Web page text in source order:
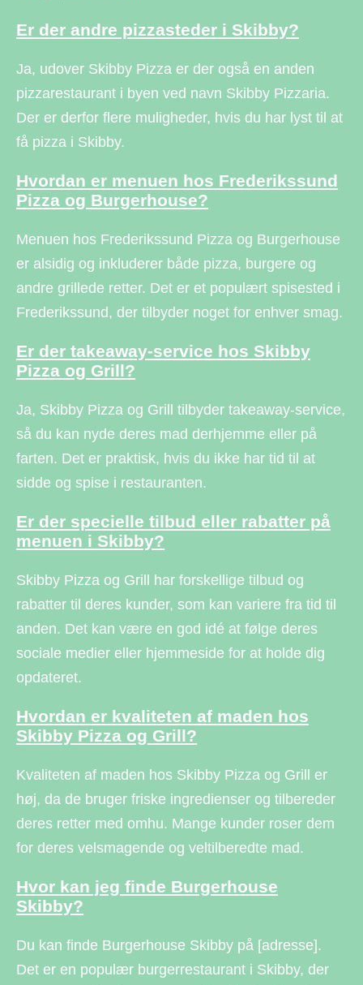
Er der andre pizzasteder i Skibby?
Ja, udover Skibby Pizza er der også en anden
pizzarestaurant i byen ved navn Skibby Pizzaria.
Der er derfor flere muligheder, hvis du har lyst til at
få pizza i Skibby.
Hvordan er menuen hos Frederikssund
Pizza og Burgerhouse?
Menuen hos Frederikssund Pizza og Burgerhouse
er alsidig og inkluderer både pizza, burgere og
andre grillede retter. Det er et populært spisested i
Frederikssund, der tilbyder noget for enhver smag.
Er der takeaway-service hos Skibby
Pizza og Grill?
Ja, Skibby Pizza og Grill tilbyder takeaway-service,
så du kan nyde deres mad derhjemme eller på
farten. Det er praktisk, hvis du ikke har tid til at
sidde og spise i restauranten.
Er der specielle tilbud eller rabatter på
menuen i Skibby?
Skibby Pizza og Grill har forskellige tilbud og
rabatter til deres kunder, som kan variere fra tid til
anden. Det kan være en god idé at følge deres
sociale medier eller hjemmeside for at holde dig
opdateret.
Hvordan er kvaliteten af maden hos
Skibby Pizza og Grill?
Kvaliteten af maden hos Skibby Pizza og Grill er
høj, da de bruger friske ingredienser og tilbereder
deres retter med omhu. Mange kunder roser dem
for deres velsmagende og veltilberedte mad.
Hvor kan jeg finde Burgerhouse
Skibby?
Du kan finde Burgerhouse Skibby på [adresse].
Det er en populær burgerrestaurant i Skibby, der